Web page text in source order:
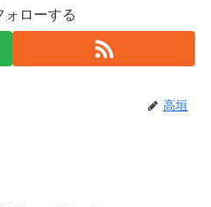
ォローする
高垣